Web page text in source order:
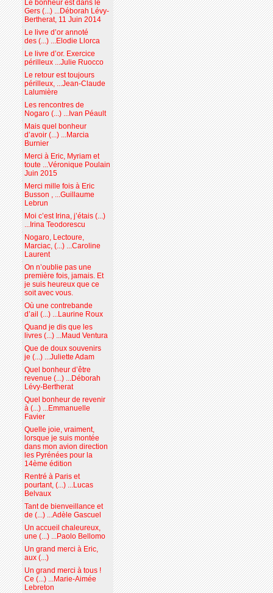
Le bonheur est dans le
Gers (...) ...Déborah Lévy-
Bertherat, 11 Juin 2014
Le livre d’or annoté
des (...) ...Elodie Llorca
Le livre d’or. Exercice
périlleux ...Julie Ruocco
Le retour est toujours
périlleux, ...Jean-Claude
Lalumière
Les rencontres de
Nogaro (...) ...Ivan Péault
Mais quel bonheur
d’avoir (...) ...Marcia
Burnier
Merci à Eric, Myriam et
toute ...Véronique Poulain
Juin 2015
Merci mille fois à Eric
Busson , ...Guillaume
Lebrun
Moi c’est Irina, j’étais (...)
...Irina Teodorescu
Nogaro, Lectoure,
Marciac, (...) ...Caroline
Laurent
On n’oublie pas une
première fois, jamais. Et
je suis heureux que ce
soit avec vous.
Où une contrebande
d’ail (...) ...Laurine Roux
Quand je dis que les
livres (...) ...Maud Ventura
Que de doux souvenirs
je (...) ...Juliette Adam
Quel bonheur d’être
revenue (...) ...Déborah
Lévy-Bertherat
Quel bonheur de revenir
à (...) ...Emmanuelle
Favier
Quelle joie, vraiment,
lorsque je suis montée
dans mon avion direction
les Pyrénées pour la
14ème édition
Rentré à Paris et
pourtant, (...) ...Lucas
Belvaux
Tant de bienveillance et
de (...) ...Adèle Gascuel
Un accueil chaleureux,
une (...) ...Paolo Bellomo
Un grand merci à Eric,
aux (...)
Un grand merci à tous !
Ce (...) ...Marie-Aimée
Lebreton